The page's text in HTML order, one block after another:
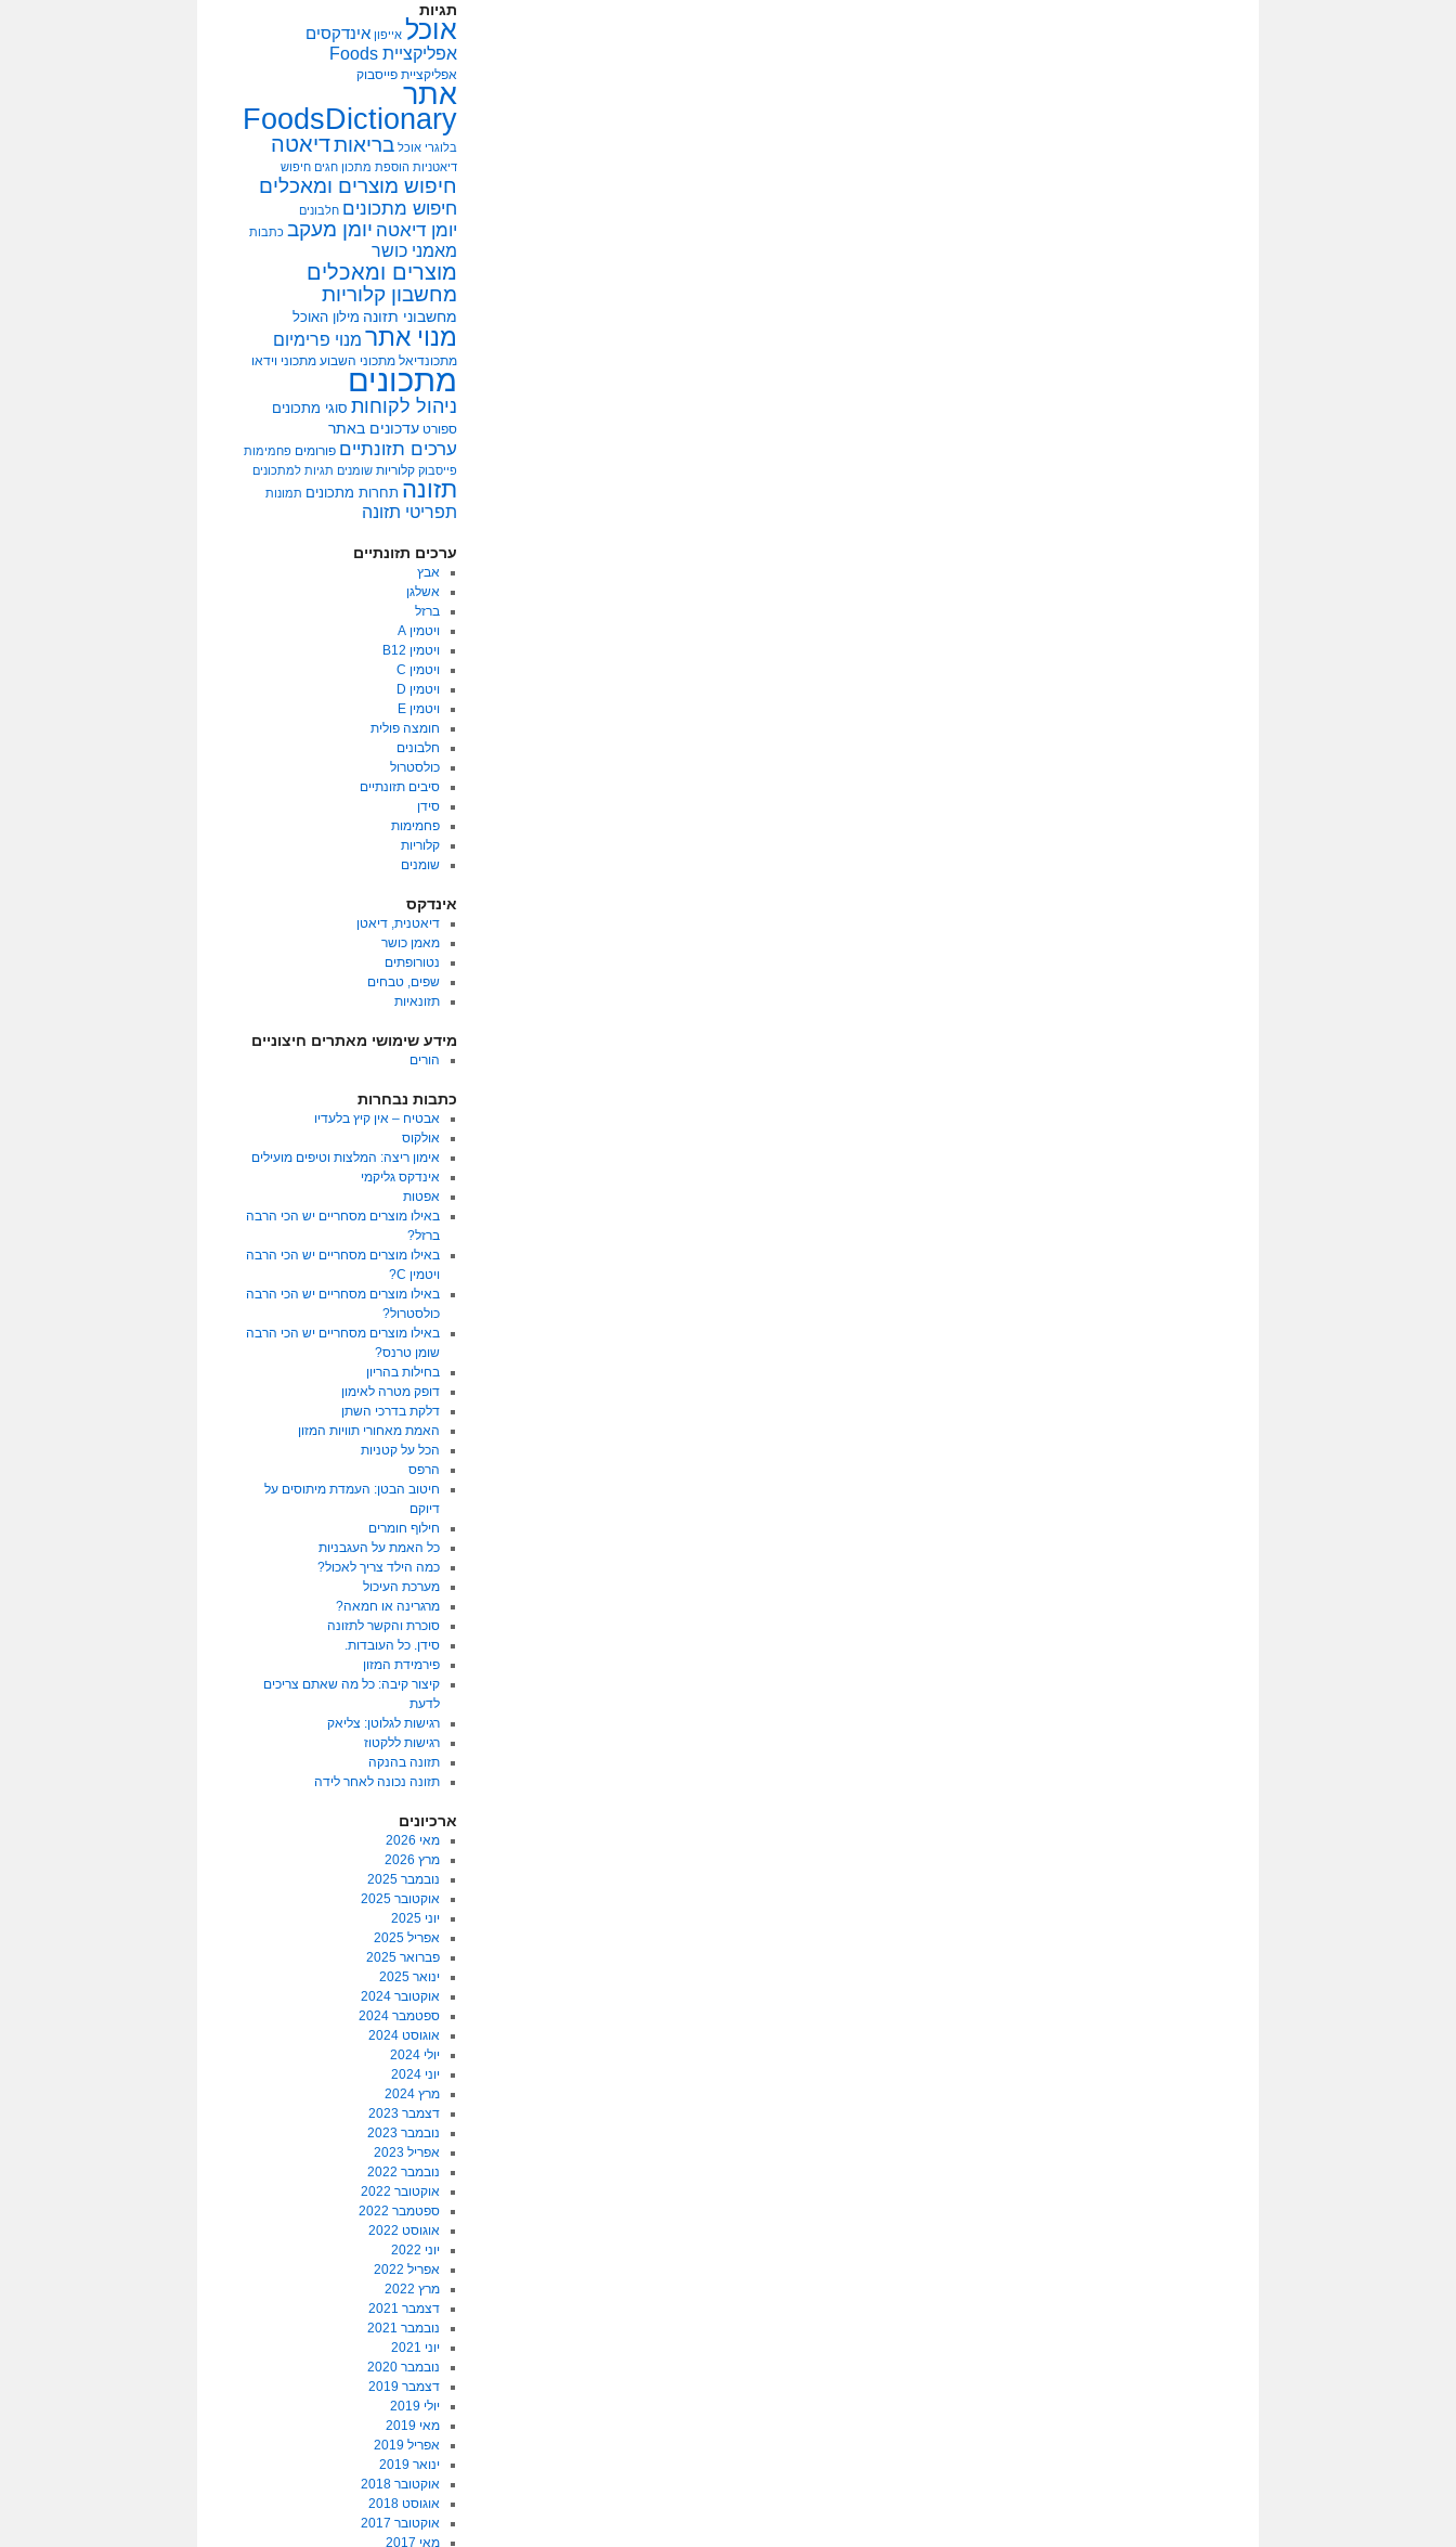
תגיות
אוכל אייפון אינדקסים
אפליקציית Foods
אפליקציית פייסבוק
אתר
FoodsDictionary
בלוגרי אוכל בריאותדיאטה
דיאטניות הוספת מתכון חגים חיפוש
חיפוש מוצרים ומאכלים
חיפוש מתכונים חלבונים
יומן דיאטה יומן מעקב כתבות
מאמני כושר
מוצרים ומאכלים
מחשבון קלוריות
מחשבוני תזונה מילון האוכל
מנוי אתר מנוי פרימיום
מתכונדיאל מתכוני השבוע מתכוני וידאו
מתכונים
ניהול לקוחות סוגי מתכונים
ספורט עדכונים באתר
ערכים תזונתיים פורומים פחמימות
פייסבוק קלוריות שומנים תגיות למתכונים
תזונה תחרות מתכונים תמונות
תפריטי תזונה
ערכים תזונתיים
אבץ
אשלגן
ברזל
ויטמין A
ויטמין B12
ויטמין C
ויטמין D
ויטמין E
חומצה פולית
חלבונים
כולסטרול
סיבים תזונתיים
סידן
פחמימות
קלוריות
שומנים
אינדקס
דיאטנית, דיאטן
מאמן כושר
נטורופתים
שפים, טבחים
תזונאיות
מידע שימושי מאתרים חיצוניים
הורים
כתבות נבחרות
אבטיח – אין קיץ בלעדיו
אולקוס
אימון ריצה: המלצות וטיפים מועילים
אינדקס גליקמי
אפטות
באילו מוצרים מסחריים יש הכי הרבה
ברזל?
באילו מוצרים מסחריים יש הכי הרבה
ויטמין C?
באילו מוצרים מסחריים יש הכי הרבה
כולסטרול?
באילו מוצרים מסחריים יש הכי הרבה
שומן טרנס?
בחילות בהריון
דופק מטרה לאימון
דלקת בדרכי השתן
האמת מאחורי תוויות המזון
הכל על קטניות
הרפס
חיטוב הבטן: העמדת מיתוסים על
דיוקם
חילוף חומרים
כל האמת על העגבניות
כמה הילד צריך לאכול?
מערכת העיכול
מרגרינה או חמאה?
סוכרת והקשר לתזונה
סידן. כל העובדות.
פירמידת המזון
קיצור קיבה: כל מה שאתם צריכים
לדעת
רגישות לגלוטן: צליאק
רגישות ללקטוז
תזונה בהנקה
תזונה נכונה לאחר לידה
ארכיונים
מאי 2026
מרץ 2026
נובמבר 2025
אוקטובר 2025
יוני 2025
אפריל 2025
פברואר 2025
ינואר 2025
אוקטובר 2024
ספטמבר 2024
אוגוסט 2024
יולי 2024
יוני 2024
מרץ 2024
דצמבר 2023
נובמבר 2023
אפריל 2023
נובמבר 2022
אוקטובר 2022
ספטמבר 2022
אוגוסט 2022
יוני 2022
אפריל 2022
מרץ 2022
דצמבר 2021
נובמבר 2021
יוני 2021
נובמבר 2020
דצמבר 2019
יולי 2019
מאי 2019
אפריל 2019
ינואר 2019
אוקטובר 2018
אוגוסט 2018
אוקטובר 2017
מאי 2017